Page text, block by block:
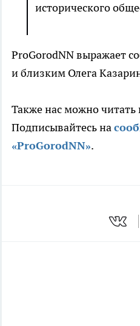
исторического
ProGorodNN выражает
и близким Олега
Также нас можно читать
Подписывайтесь на
«ProGorodNN».